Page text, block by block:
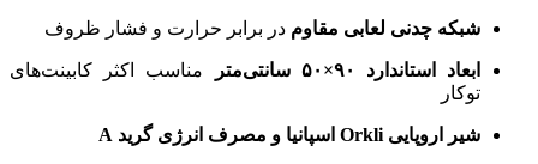
شبکه چدنی لعابی مقاوم در برابر حرارت و فشار ظروف
ابعاد استاندارد ۹۰×۵۰ سانتی‌متر
مناسب اکثر کابینت‌های
توکار
شیر اروپایی Orkli اسپانیا و مصرف انرژی گرید A